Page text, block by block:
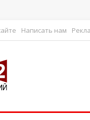
Написать нам